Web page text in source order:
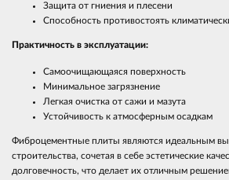
Защита от гниения и плесени
Способность противостоять
Практичность в эксплуатации:
Самоочищающаяся поверхность
Минимальное загрязнение
Легкая очистка от сажи и мазута
Устойчивость к атмосферным осадкам
Фиброцементные плиты являются идеальным
строительства, сочетая в себе эстетические
долговечность, что делает их отличным